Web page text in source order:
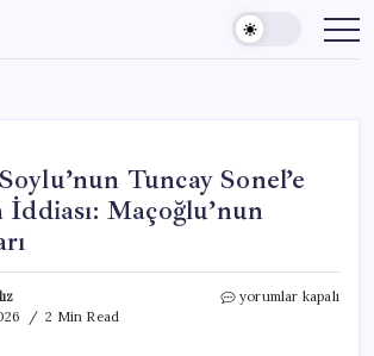
Tuncay Sonel’e
Maçoğlu’nun
2 Min Read
Süleyman
yorumlar kapalı